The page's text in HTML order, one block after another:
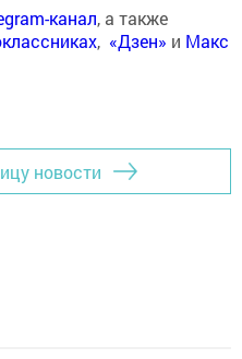
канал, а также
, «Дзен» и Макс
новости